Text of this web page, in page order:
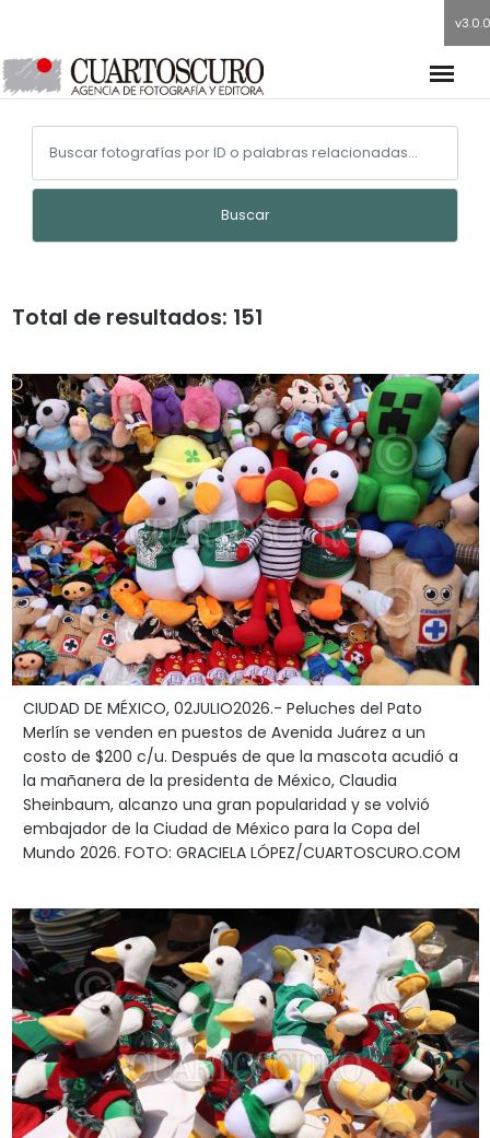
v3.0.0
Buscar
Total de resultados: 151
CIUDAD DE MÉXICO, 02JULIO2026.- Peluches del Pato
Merlín se venden en puestos de Avenida Juárez a un
costo de $200 c/u. Después de que la mascota acudió a
la mañanera de la presidenta de México, Claudia
Sheinbaum, alcanzo una gran popularidad y se volvió
embajador de la Ciudad de México para la Copa del
Mundo 2026. FOTO: GRACIELA LÓPEZ/CUARTOSCURO.COM